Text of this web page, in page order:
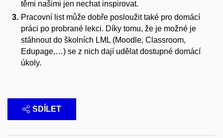
těmi našimi jen nechat inspirovat.
Pracovní list může dobře posloužit také pro domácí
práci po probrané lekci. Díky tomu, že je možné je
stáhnout do školních LML (Moodle, Classroom,
Edupage,…) se z nich dají udělat dostupné domácí
úkoly.
SDÍLET